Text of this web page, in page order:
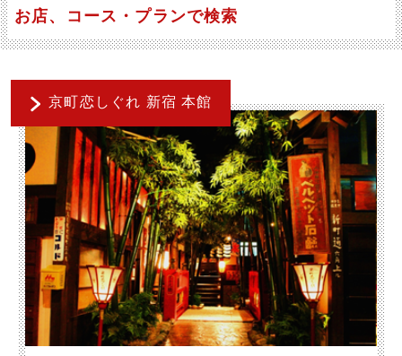
お店、コース・プランで検索
京町恋しぐれ 新宿 本館